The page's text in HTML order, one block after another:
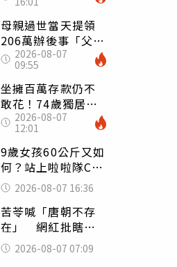
看哭：這就是台灣
母親過世當天提領
206萬辦後事「父子
遭判刑」 律師：
搶錢先下手是罪
2026-08-07
09:55
坐擁百萬存款仍不
敢花！74歲獨居翁
「1餐只吃1片吐
司」 半年後暴瘦
嚇壞女兒
2026-08-07
12:01
9歲女孩60公斤又如
何？站上啦啦隊C位
驚艷全場 千萬網
友被圈粉
2026-08-07 16:36
苦苓喊「唐朝不存
在」 網紅批瞎編
歷史：李白、杜甫
用鮮卑文寫詩？
2026-08-07 07:09